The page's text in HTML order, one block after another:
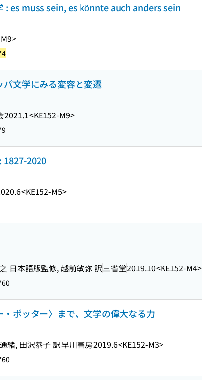
: es muss sein, es könnte auch anders sein
パ文学にみる変容と変遷
2021.1<KE152-M9>
1827-2020
<KE152-M5>
日本語版監修, 越前敏弥 訳三省堂2019.10<KE152-M4>
ポッター〉まで、文学の偉大なる力
緒, 田沢恭子 訳早川書房2019.6<KE152-M3>